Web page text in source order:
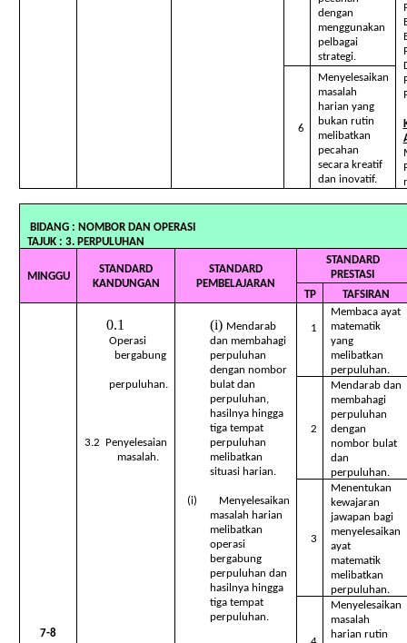
dengan
menggunakan
pelbagai
strategi.
6
Menyelesaikan
masalah
harian yang
bukan rutin
melibatkan
pecahan
secara kreatif
dan inovatif.
BIDANG : NOMBOR DAN
TAJUK : 3. PERPULUHAN
MINGGU
STANDARD
KANDUNGAN
STANDARD
PEMBELAJARAN
STANDARD
PRESTASI
TP
TAFSIRAN
7-8
Operasi
bergabung
perpuluhan.
3.2 Penyelesaian
masalah.
Mendarab
dan membahagi
perpuluhan
dengan nombor
bulat dan
perpuluhan,
hasilnya hingga
tiga tempat
perpuluhan
melibatkan
situasi harian.
(i) Menyelesaikan
masalah harian
melibatkan
operasi
bergabung
perpuluhan dan
hasilnya hingga
tiga tempat
perpuluhan.
1
Membaca ayat
matematik
yang
melibatkan
perpuluhan.
2
Mendarab dan
membahagi
perpuluhan
dengan
nombor bulat
dan
perpuluhan.
3
Menentukan
kewajaran
jawapan bagi
menyelesaikan
ayat
matematik
melibatkan
perpuluhan.
Menyelesaikan
masalah
harian rutin